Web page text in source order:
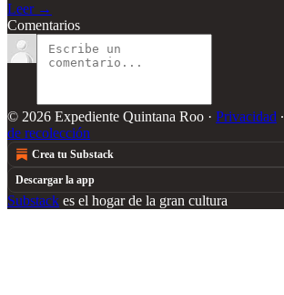
Leer →
Comentarios
© 2026 Expediente Quintana Roo · Privacidad ∙
de recolección
Crea tu Substack
Descargar la app
Substack es el hogar de la gran cultura